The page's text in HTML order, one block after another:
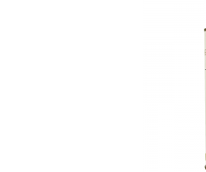
PAP'AROMA - Projeto